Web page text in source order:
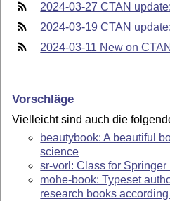
2024-03-27 CTAN
2024-03-19 CTAN
2024-03-11 New on
Vorschläge
Vielleicht sind auch die
beautybook: A beautiful
science
sr-vorl: Class for Springer
mohe-book: Typeset
research books